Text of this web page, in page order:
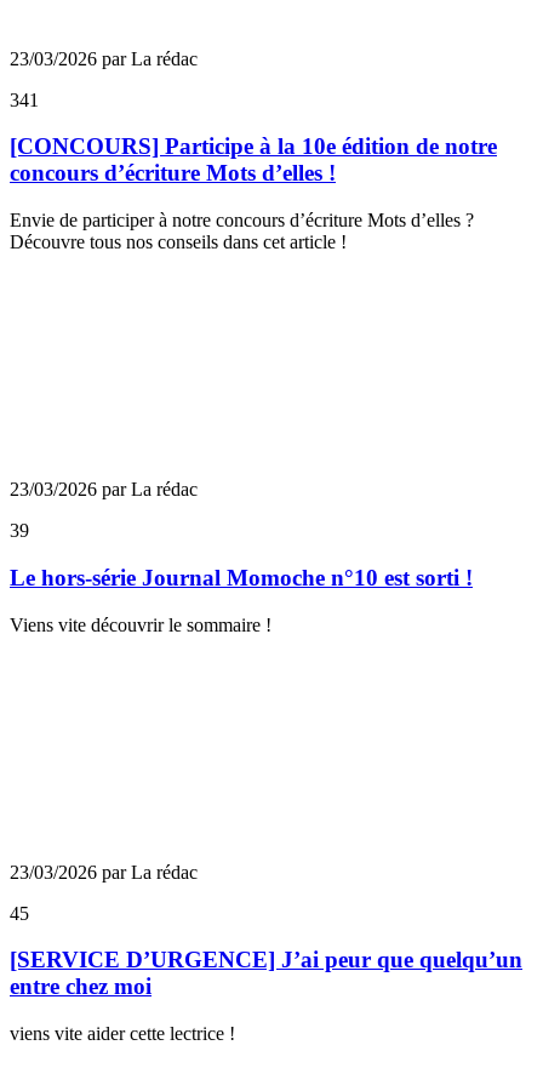
23/03/2026 par La rédac
341
[CONCOURS] Participe à la 10e édition de notre
concours d’écriture Mots d’elles !
Envie de participer à notre concours d’écriture Mots d’elles ?
Découvre tous nos conseils dans cet article !
23/03/2026 par La rédac
39
Le hors-série Journal Momoche n°10 est sorti !
Viens vite découvrir le sommaire !
23/03/2026 par La rédac
45
[SERVICE D’URGENCE] J’ai peur que quelqu’un
entre chez moi
viens vite aider cette lectrice !